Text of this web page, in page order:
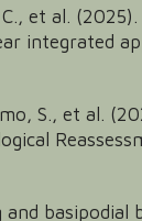
et al.
S., et al.
basipodial